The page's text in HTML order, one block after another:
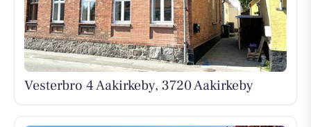
Vesterbro 4 Aakirkeby, 3720 Aakirkeby